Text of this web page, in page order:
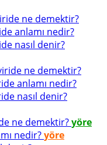
ne demektir?
anlamı nedir?
nasıl denir?
ne demektir?
anlamı nedir?
nasıl denir?
ne demektir?yöre
nedir?yöre